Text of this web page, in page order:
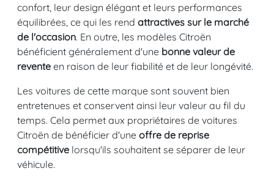
confort, leur design élégant et leurs performances
équilibrées, ce qui les rend attractives sur le marché
de l'occasion. En outre, les modèles Citroën
bénéficient généralement d'une bonne valeur de
revente en raison de leur fiabilité et de leur longévité.
Les voitures de cette marque sont souvent bien
entretenues et conservent ainsi leur valeur au fil du
temps. Cela permet aux propriétaires de voitures
Citroën de bénéficier d'une offre de reprise
compétitive lorsqu'ils souhaitent se séparer de leur
véhicule.